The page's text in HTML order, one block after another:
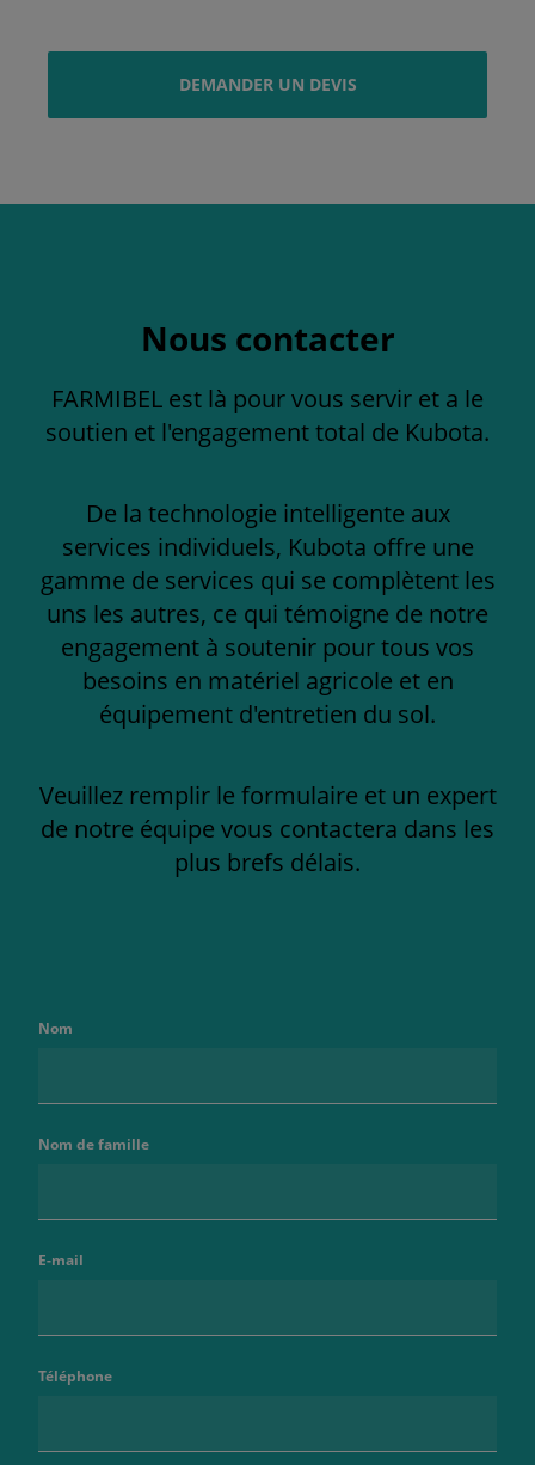
DEMANDER UN DEVIS
Nous contacter
FARMIBEL est là pour vous servir et a le
soutien et l'engagement total de Kubota.
De la technologie intelligente aux
services individuels, Kubota offre une
gamme de services qui se complètent les
uns les autres, ce qui témoigne de notre
engagement à soutenir pour tous vos
besoins en matériel agricole et en
équipement d'entretien du sol.
Veuillez remplir le formulaire et un expert
de notre équipe vous contactera dans les
plus brefs délais.
Nom
Nom de famille
E-mail
Téléphone